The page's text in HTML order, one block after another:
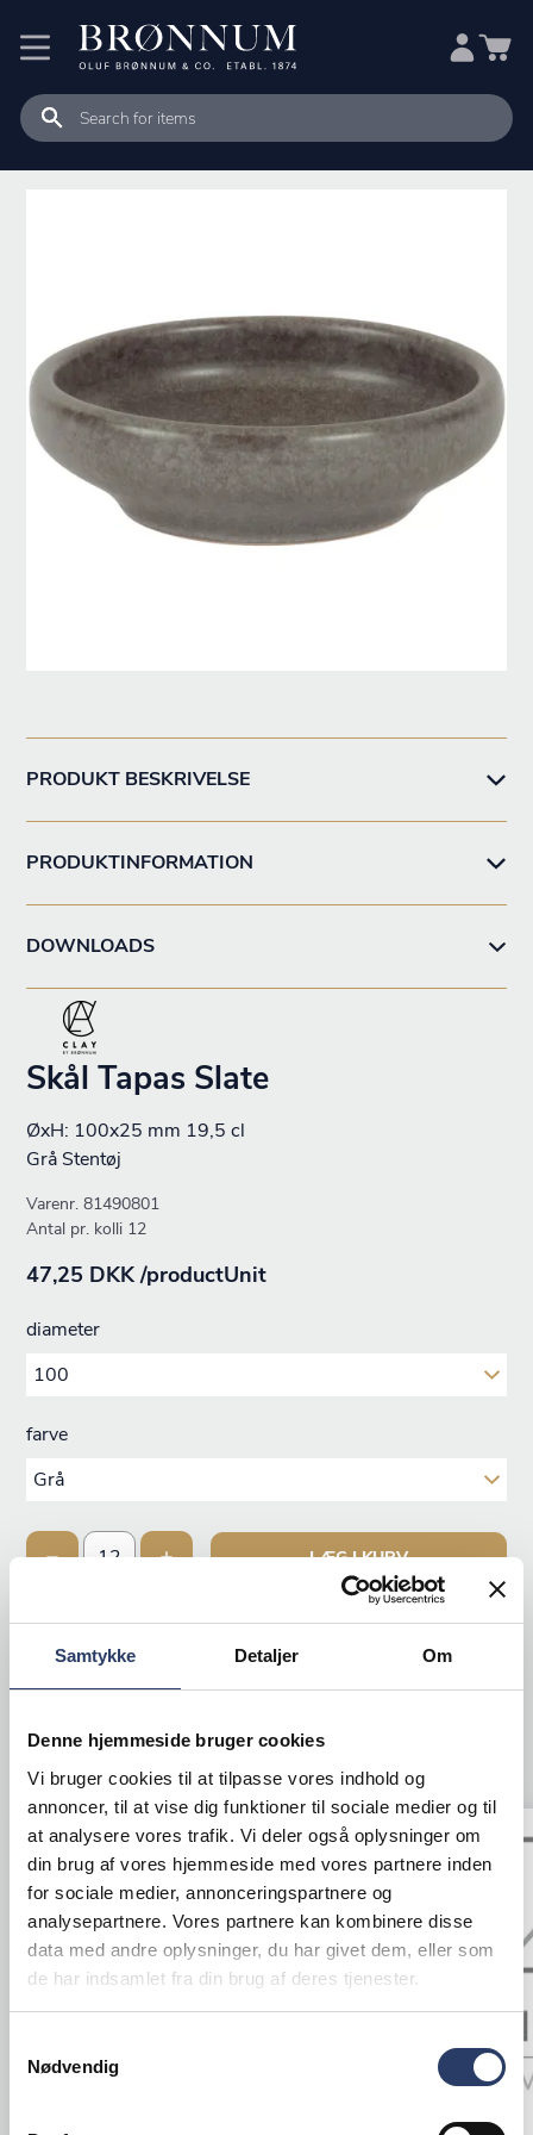
Samtykke Detaljer Om
Denne hjemmeside bruger cookies
Vi bruger cookies til at tilpasse vores indhold og
annoncer, til at vise dig funktioner til sociale medier og til
at analysere vores trafik. Vi deler også oplysninger om
din brug af vores hjemmeside med vores partnere inden
for sociale medier, annonceringspartnere og
analysepartnere. Vores partnere kan kombinere disse
data med andre oplysninger, du har givet dem, eller som
de har indsamlet fra din brug af deres tjenester.
Nødvendig
PRODUKT BESKRIVELSE
PRODUKTINFORMATION
DOWNLOADS
Skål Tapas Slate
ØxH: 100x25 mm 19,5 cl
Grå Stentøj
Varenr. 81490801
Antal pr. kolli 12
47,25 DKK /productUnit
diameter
farve
LÆG I KURV
+1000 på lager
ANDRE KIGGEDE OGSÅ PÅ
Clay